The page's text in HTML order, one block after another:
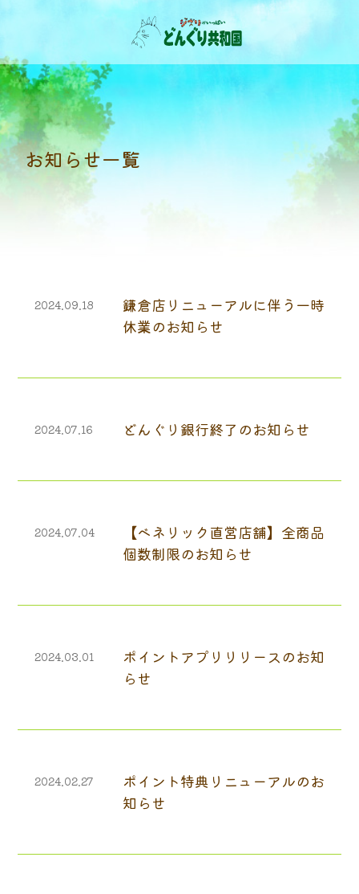
お知らせ一覧
2024.09.18
鎌倉店リニューアルに伴う一時
休業のお知らせ
2024.07.16 どんぐり銀行終了のお知らせ
2024.07.04
【ベネリック直営店舗】全商品
個数制限のお知らせ
2024.03.01
ポイントアプリリリースのお知
らせ
2024.02.27
ポイント特典リニューアルのお
知らせ